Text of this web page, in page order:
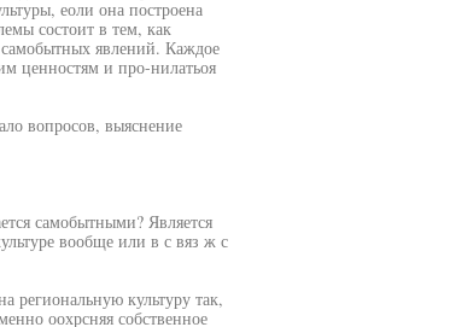
еоли она построена
состоит в тем, как
явлений. Каждое
ценностям и про-нилатьоя
вопросов, выяснение
самобытными? Является
вообще или в с вяз ж с
региональную культуру так,
оохрсняя собственное